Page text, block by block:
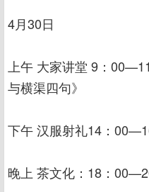
4月30日
上午 大家讲堂 9：
与横渠四句》
下午 汉服射礼14：
晚上 茶文化：18：